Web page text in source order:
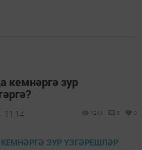
кемнәргә зур
11:14 1244 0 0